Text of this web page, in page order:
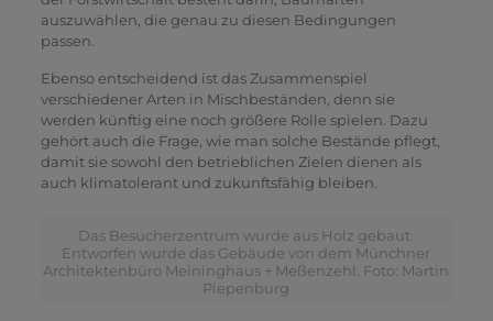
auszuwählen, die genau zu diesen Bedingungen
passen.
Ebenso entscheidend ist das Zusammenspiel
verschiedener Arten in Mischbeständen, denn sie
werden künftig eine noch größere Rolle spielen. Dazu
gehört auch die Frage, wie man solche Bestände pflegt,
damit sie sowohl den betrieblichen Zielen dienen als
auch klimatolerant und zukunftsfähig bleiben.
Das Besucherzentrum wurde aus Holz gebaut.
Entworfen wurde das Gebäude von dem Münchner
Architektenbüro Meininghaus + Meßenzehl. Foto: Martin
Piepenburg